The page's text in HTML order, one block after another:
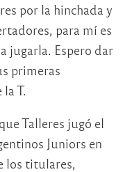
por la hinchada y
para mí es
jugarla. Espero dar
primeras
T.
Talleres jugó el
Juniors en
los titulares,